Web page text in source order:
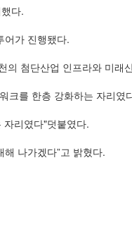
다.
어가 진행됐다.
첨단산업 인프라와 미래
크를 한층 강화하는 자리였
리였다"덧붙였다.
나가겠다”고 밝혔다.